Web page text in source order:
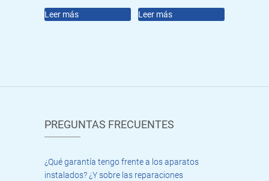
Leer más Leer más
PREGUNTAS FRECUENTES
¿Qué garantía tengo frente a los aparatos
instalados? ¿Y sobre las reparaciones